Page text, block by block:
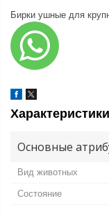
Бирки ушные для
Характеристики
Основные
Вид животных
Состояние